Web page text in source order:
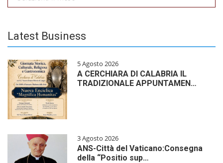
Latest Business
5 Agosto 2026
A CERCHIARA DI CALABRIA IL
TRADIZIONALE APPUNTAMEN…
3 Agosto 2026
ANS-Città del Vaticano:Consegna
della “Positio sup…